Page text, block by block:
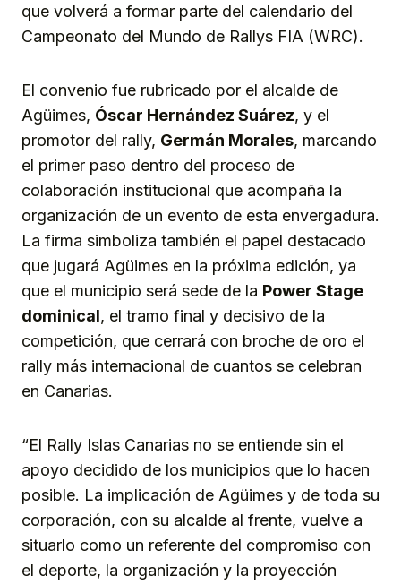
que volverá a formar parte del calendario del
Campeonato del Mundo de Rallys FIA (WRC).
El convenio fue rubricado por el alcalde de
Agüimes, Óscar Hernández Suárez, y el
promotor del rally, Germán Morales, marcando
el primer paso dentro del proceso de
colaboración institucional que acompaña la
organización de un evento de esta envergadura.
La firma simboliza también el papel destacado
que jugará Agüimes en la próxima edición, ya
que el municipio será sede de la Power Stage
dominical, el tramo final y decisivo de la
competición, que cerrará con broche de oro el
rally más internacional de cuantos se celebran
en Canarias.
“El Rally Islas Canarias no se entiende sin el
apoyo decidido de los municipios que lo hacen
posible. La implicación de Agüimes y de toda su
corporación, con su alcalde al frente, vuelve a
situarlo como un referente del compromiso con
el deporte, la organización y la proyección